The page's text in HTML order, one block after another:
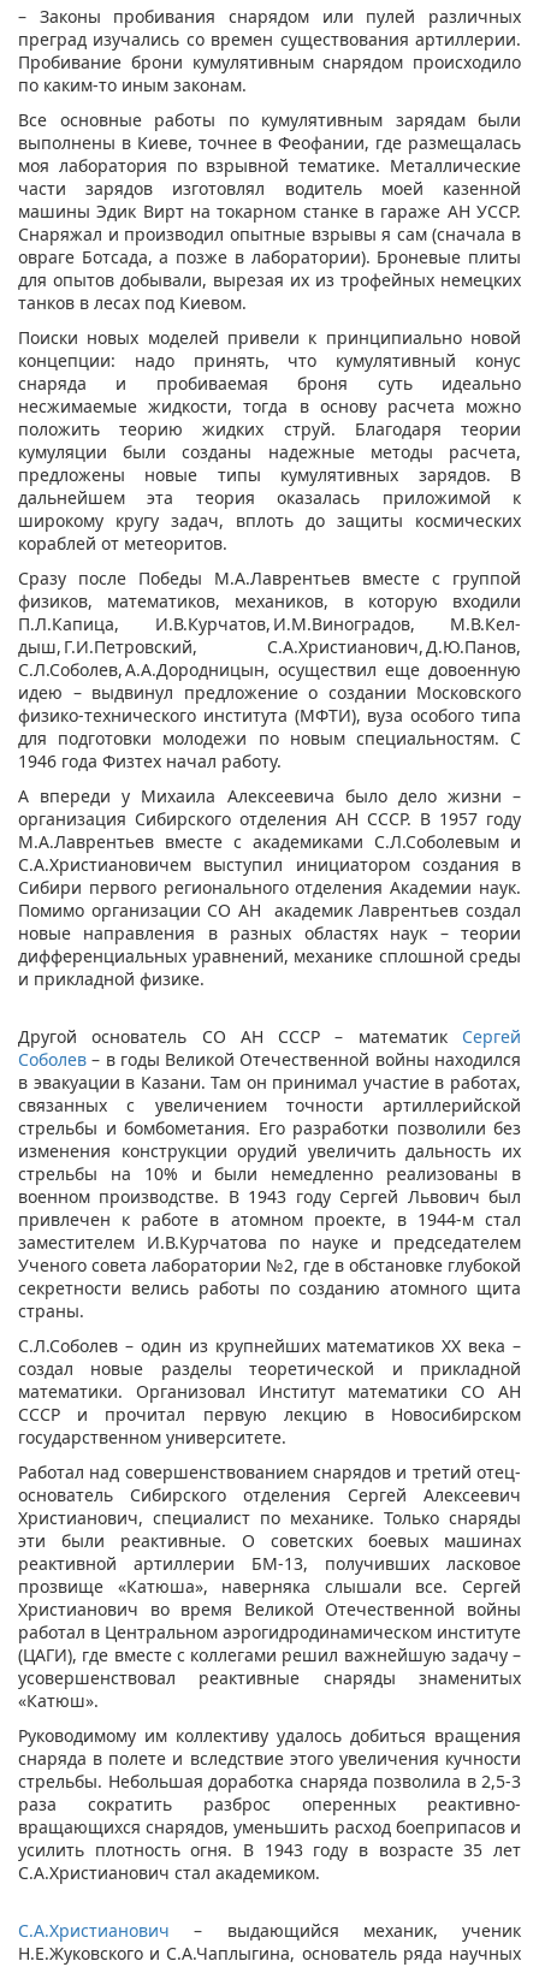
– Законы пробивания снарядом или пулей различных
преград изучались со времен существования артиллерии.
Пробивание брони кумулятивным снарядом происходило
по каким-то иным законам.
Все основные работы по кумулятивным зарядам были
выполнены в Киеве, точнее в Феофании, где размещалась
моя лаборатория по взрывной тематике. Металлические
части зарядов изготовлял водитель моей казенной
машины Эдик Вирт на токарном станке в гараже АН УССР.
Снаряжал и производил опытные взрывы я сам (сначала в
овраге Ботсада, а позже в лаборатории). Броневые плиты
для опытов добывали, вырезая их из трофейных немецких
танков в лесах под Киевом.
Поиски новых моделей привели к принципиально новой
концепции: надо принять, что кумулятивный конус
снаряда и пробиваемая броня суть идеально
несжимаемые жидкости, тогда в основу расчета можно
положить теорию жидких струй. Благодаря теории
кумуляции были созданы надежные методы расчета,
предложены новые типы кумулятивных зарядов. В
дальнейшем эта теория оказалась приложимой к
широкому кругу задач, вплоть до защиты космических
кораблей от метеоритов.
Сразу после Победы М.А.Лаврентьев вместе с группой
физиков, математиков, механиков, в которую входили
П.Л.Капица, И.В.Курчатов, И.М.Виноградов, М.В.Кел­
дыш, Г.И.Петровский, С.А.Христианович, Д.Ю.Панов,
С.Л.Соболев, А.А.Дородницын, осуществил еще довоенную
идею – выдвинул предложение о создании Московского
физико-технического института (МФТИ), вуза особого типа
для подготовки молодежи по новым специальностям. С
1946 года Физтех начал работу.
А впереди у Михаила Алексеевича было дело жизни –
организация Сибирского отделения АН СССР. В 1957 году
М.А.Лаврентьев вместе с академиками С.Л.Соболевым и
С.А.Христиановичем выступил инициатором создания в
Сибири первого регионального отделения Академии наук.
Помимо организации СО АН академик Лаврентьев создал
новые направления в разных областях наук – теории
дифференциальных уравнений, механике сплошной среды
и прикладной физике.
Другой основатель СО АН СССР – математик Сергей
Соболев – в годы Великой Отечественной войны находился
в эвакуации в Казани. Там он принимал участие в работах,
связанных с увеличением точности артиллерийской
стрельбы и бомбометания. Его разработки позволили без
изменения конструкции орудий увеличить дальность их
стрельбы на 10% и были немедленно реализованы в
военном производстве. В 1943 году Сергей Львович был
привлечен к работе в атомном проекте, в 1944-м стал
заместителем И.В.Курчатова по науке и председателем
Ученого совета лаборатории №2, где в обстановке глубокой
секретности велись работы по созданию атомного щита
страны.
С.Л.Соболев – один из крупнейших математиков XX века –
создал новые разделы теоретической и прикладной
математики. Организовал Институт математики СО АН
СССР и прочитал первую лекцию в Новосибирском
государственном университете.
Работал над совершенствованием снарядов и третий отец-
основатель Сибирского отделения Сергей Алексеевич
Христианович, специалист по механике. Только снаряды
эти были реактивные. О советских боевых машинах
реактивной артиллерии БМ-13, получивших ласковое
прозвище «Катюша», наверняка слышали все. Сергей
Христианович во время Великой Отечественной войны
работал в Центральном аэрогидродинамическом институте
(ЦАГИ), где вместе с коллегами решил важнейшую задачу –
усовершенствовал реактивные снаряды знаменитых
«Катюш».
Руководимому им коллективу удалось добиться вращения
снаряда в полете и вследствие этого увеличения кучности
стрельбы. Небольшая доработка снаряда позволила в 2,5-3
раза сократить разброс оперенных реактивно-
вращающихся снарядов, уменьшить расход боеприпасов и
усилить плотность огня. В 1943 году в возрасте 35 лет
С.А.Христианович стал академиком.
С.А.Христианович – выдающийся механик, ученик
Н.Е.Жуковского и С.А.Чаплыгина, основатель ряда научных